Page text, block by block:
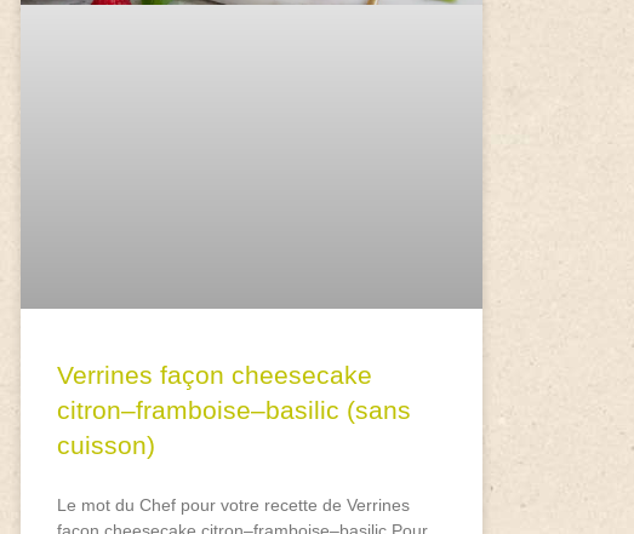
Verrines façon cheesecake
citron–framboise–basilic (sans
cuisson)
Le mot du Chef pour votre recette de Verrines